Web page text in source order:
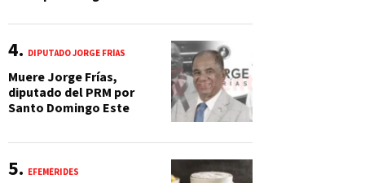
DIPUTADO JORGE FRÍAS
Muere Jorge Frías,
diputado del PRM por
Santo Domingo Este
EFEMÉRIDES